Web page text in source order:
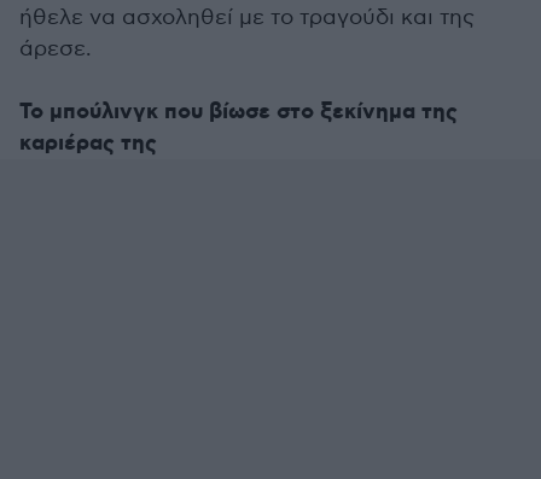
ήθελε να ασχοληθεί με το τραγούδι και της
άρεσε.
Το μπούλινγκ που βίωσε στο ξεκίνημα της
καριέρας της